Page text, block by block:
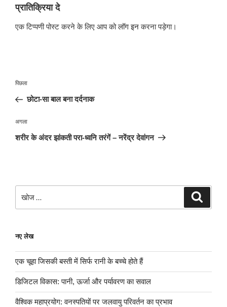
प्रातिक्रिया दे
एक टिप्पणी पोस्ट करने के लिए आप कोलॉग इनकरना पड़ेगा।
पोस्ट
पिछला
पोस्ट:
पिछला
छोटा-सा बाल बना दर्दनाक
अगली
पोस्ट
अगला
शरीर के अंदर झांकती परा-ध्वनि तरंगें – नरेंद्र देवांगन
नए लेख
एक चूहा जिसकी बस्ती में सिर्फ रानी के बच्चे होते हैं
डिजिटल विकास: पानी, ऊर्जा और पर्यावरण का सवाल
वैश्विक महाप्रयोग: वनस्पतियों पर जलवायु परिवर्तन का प्रभाव